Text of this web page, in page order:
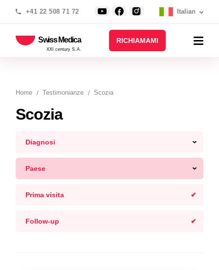
+41 22 508 71 72 Italian
Swiss Medica
XXI century S.A.
RICHIAMAMI
Home Testimonianze Scozia
Scozia
Diagnosi
Paese
Prima visita
Follow-up